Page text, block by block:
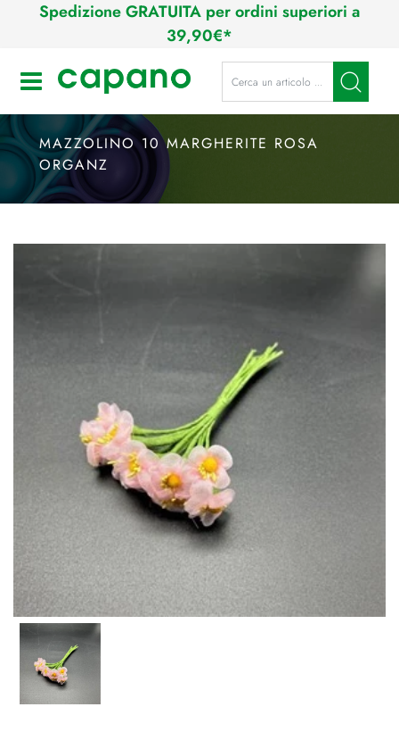
Spedizione GRATUITA per ordini superiori a
39,90€*
Open La modifica di un filtro
MAZZOLINO 10 MARGHERITE ROSA
ORGANZ